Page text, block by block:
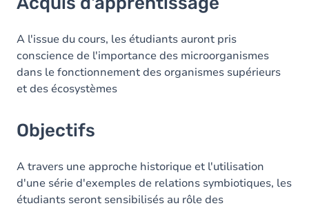
Objectifs
Contenu
A l'issue du cours, les étudiants auront pris
conscience de l'importance des microorganismes
dans le fonctionnement des organismes supérieurs
et des écosystèmes
Objectifs
A travers une approche historique et l'utilisation
d'une série d'exemples de relations symbiotiques, les
étudiants seront sensibilisés au rôle des